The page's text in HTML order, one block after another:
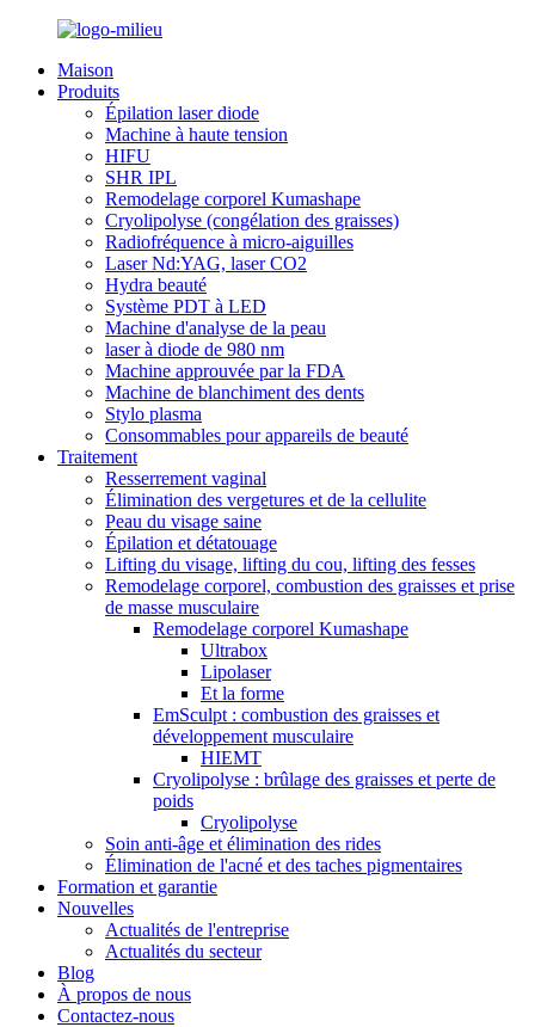
Maison
Produits
Épilation laser diode
Machine à haute tension
HIFU
SHR IPL
Remodelage corporel Kumashape
Cryolipolyse (congélation des graisses)
Radiofréquence à micro-aiguilles
Laser Nd:YAG, laser CO2
Hydra beauté
Système PDT à LED
Machine d'analyse de la peau
laser à diode de 980 nm
Machine approuvée par la FDA
Machine de blanchiment des dents
Stylo plasma
Consommables pour appareils de beauté
Traitement
Resserrement vaginal
Élimination des vergetures et de la cellulite
Peau du visage saine
Épilation et détatouage
Lifting du visage, lifting du cou, lifting des fesses
Remodelage corporel, combustion des graisses et prise
de masse musculaire
Remodelage corporel Kumashape
Ultrabox
Lipolaser
Et la forme
EmSculpt : combustion des graisses et
développement musculaire
HIEMT
Cryolipolyse : brûlage des graisses et perte de
poids
Cryolipolyse
Soin anti-âge et élimination des rides
Élimination de l'acné et des taches pigmentaires
Formation et garantie
Nouvelles
Actualités de l'entreprise
Actualités du secteur
Blog
À propos de nous
Contactez-nous